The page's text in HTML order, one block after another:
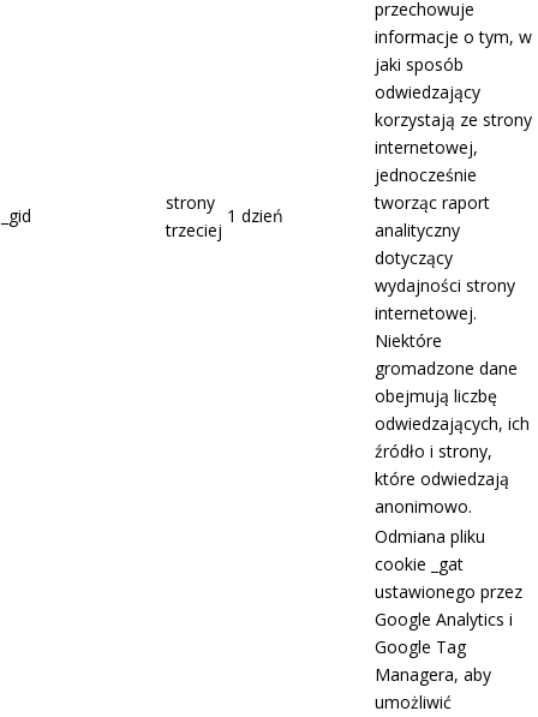
_gid
strony
trzeciej
1 dzień
przechowuje
informacje o tym, w
jaki sposób
odwiedzający
korzystają ze strony
internetowej,
jednocześnie
tworząc raport
analityczny
dotyczący
wydajności strony
internetowej.
Niektóre
gromadzone dane
obejmują liczbę
odwiedzających, ich
źródło i strony,
które odwiedzają
anonimowo.
Odmiana pliku
cookie _gat
ustawionego przez
Google Analytics i
Google Tag
Managera, aby
umożliwić